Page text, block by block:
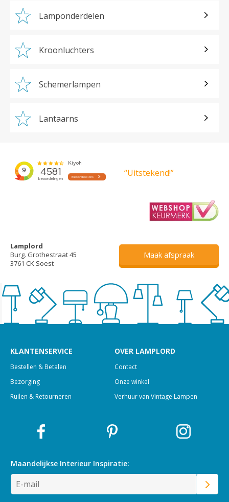
Lamponderdelen
Kroonluchters
Schemerlampen
Lantaarns
“Uitstekend!”
Lamplord
Burg. Grothestraat 45
3761 CK Soest
Maak afspraak
KLANTENSERVICE
Bestellen & Betalen
Bezorging
Ruilen & Retourneren
OVER LAMPLORD
Contact
Onze winkel
Verhuur van Vintage Lampen
Maandelijkse Interieur Inspiratie: